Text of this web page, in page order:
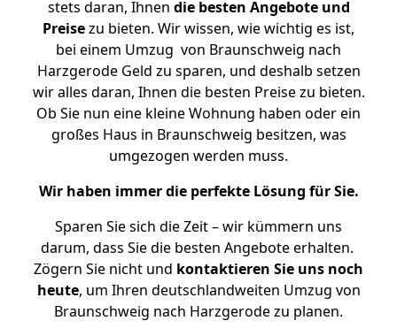
stets daran, Ihnen die besten Angebote und
Preisezu bieten. Wir wissen, wie wichtig es ist,
bei einem Umzug von Braunschweig nach
Harzgerode Geld zu sparen, und deshalb setzen
wir alles daran, Ihnen die besten Preise zu bieten.
Ob Sie nun eine kleine Wohnung haben oder ein
großes Haus in Braunschweig besitzen, was
umgezogen werden muss.
Wir haben immer die perfekte Lösung für Sie.
Sparen Sie sich die Zeit – wir kümmern uns
darum, dass Sie die besten Angebote erhalten.
Zögern Sie nicht und kontaktieren Sie uns noch
heute, um Ihren deutschlandweiten Umzug von
Braunschweig nach Harzgerode zu planen.